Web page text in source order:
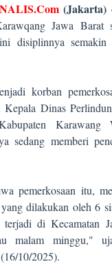
Jawa Barat
disiplinnya semakin
korban
Kepala Dinas
Karawang
sedang memberi
pemerkosaan itu,
dilakukan oleh 6
di Kecamatan
malam minggu,"
10/2025).